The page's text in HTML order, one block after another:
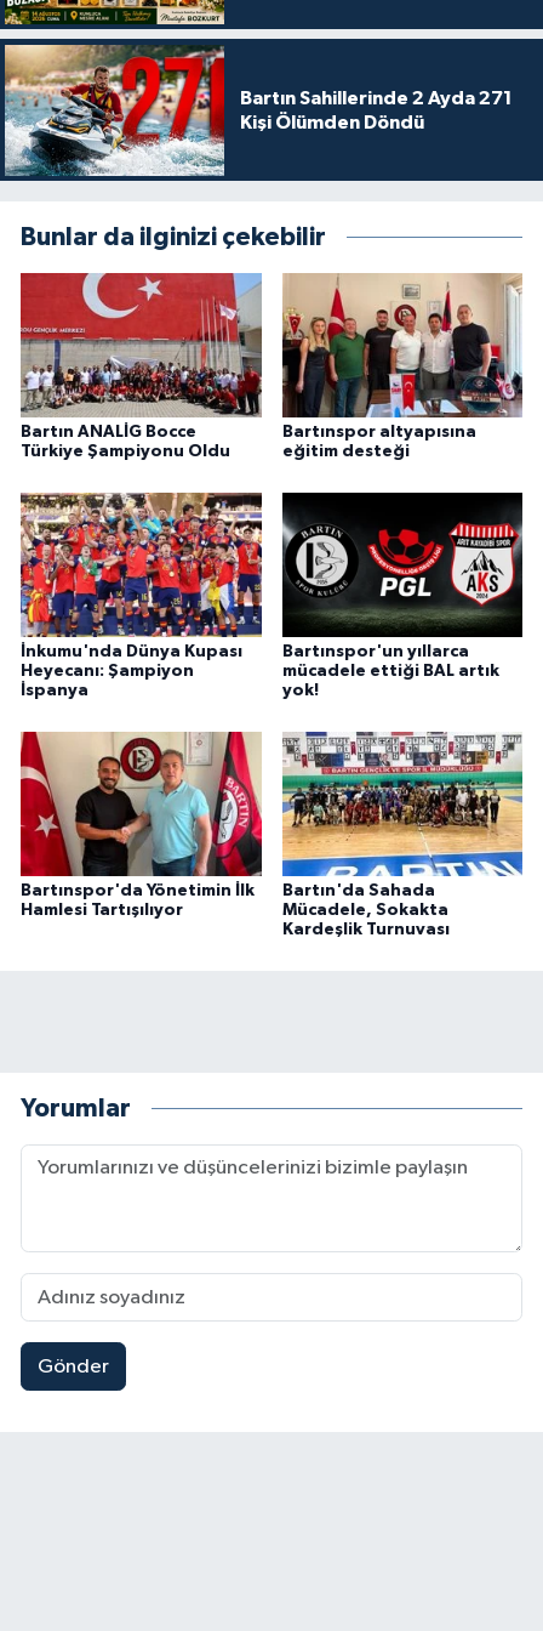
Bartın Sahillerinde 2 Ayda 271
Kişi Ölümden Döndü
Bunlar da ilginizi çekebilir
Bartın ANALİG Bocce
Türkiye Şampiyonu Oldu
Bartınspor altyapısına
eğitim desteği
İnkumu'nda Dünya Kupası
Heyecanı: Şampiyon
İspanya
Bartınspor'un yıllarca
mücadele ettiği BAL artık
yok!
Bartınspor'da Yönetimin İlk
Hamlesi Tartışılıyor
Bartın'da Sahada
Mücadele, Sokakta
Kardeşlik Turnuvası
Yorumlar
Gönder